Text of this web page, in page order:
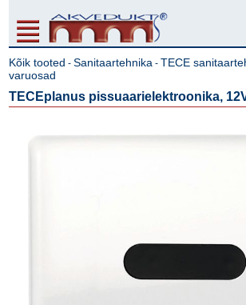
Kõik tooted -Sanitaartehnika - TECE
varuosad
TECEplanus pissuaarielektroonika,